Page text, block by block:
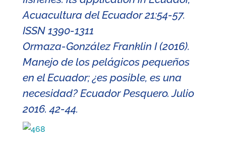
Acuacultura del Ecuador 21:54-57.
ISSN 1390-1311
Ormaza-González Franklin I (2016).
Manejo de los pelágicos pequeños
en el Ecuador; ¿es posible, es una
necesidad? Ecuador Pesquero. Julio
2016. 42-44.